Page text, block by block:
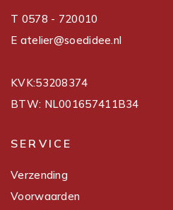
T 0578 - 720010
E atelier@soedidee.nl
KVK:53208374
BTW: NL001657411B34
SERVICE
Verzending
Voorwaarden